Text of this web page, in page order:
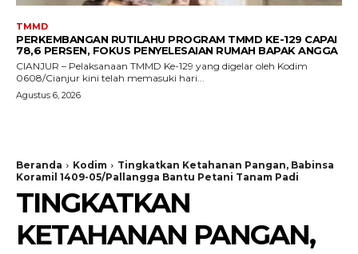
TMMD
PERKEMBANGAN RUTILAHU PROGRAM TMMD KE-129 CAPAI
78,6 PERSEN, FOKUS PENYELESAIAN RUMAH BAPAK ANGGA
CIANJUR – Pelaksanaan TMMD Ke-129 yang digelar oleh Kodim
0608/Cianjur kini telah memasuki hari...
Agustus 6, 2026